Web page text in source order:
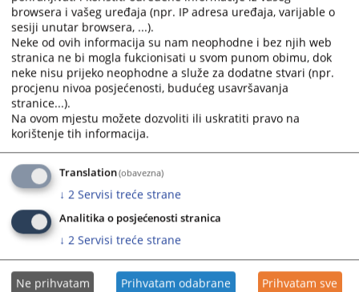
select
a
date.
Press
the
question
mark
key
to
get
the
keyboard
shortcuts
for
changing
dates.
select
a
date.
Press
the
mark
key
to
get
the
shortcuts
for
changing
dates.
browsera i vašeg uređaja (npr. IP adresa uređaja, varijable o
sesiji unutar browsera, ...).
Neke od ovih informacija su nam neophodne i bez njih web
stranica ne bi mogla fukcionisati u svom punom obimu, dok
neke nisu prijeko neophodne a služe za dodatne stvari (npr.
procjenu nivoa posjećenosti, budućeg usavršavanja
stranice...).
Na ovom mjestu možete dozvoliti ili uskratiti pravo na
korištenje tih informacija.
Translation(obavezna)
↓ 2 Servisi treće strane
Analitika o posjećenosti stranica
↓ 2 Servisi treće strane
Ne prihvatam Prihvatam odabrane Prihvatam sve